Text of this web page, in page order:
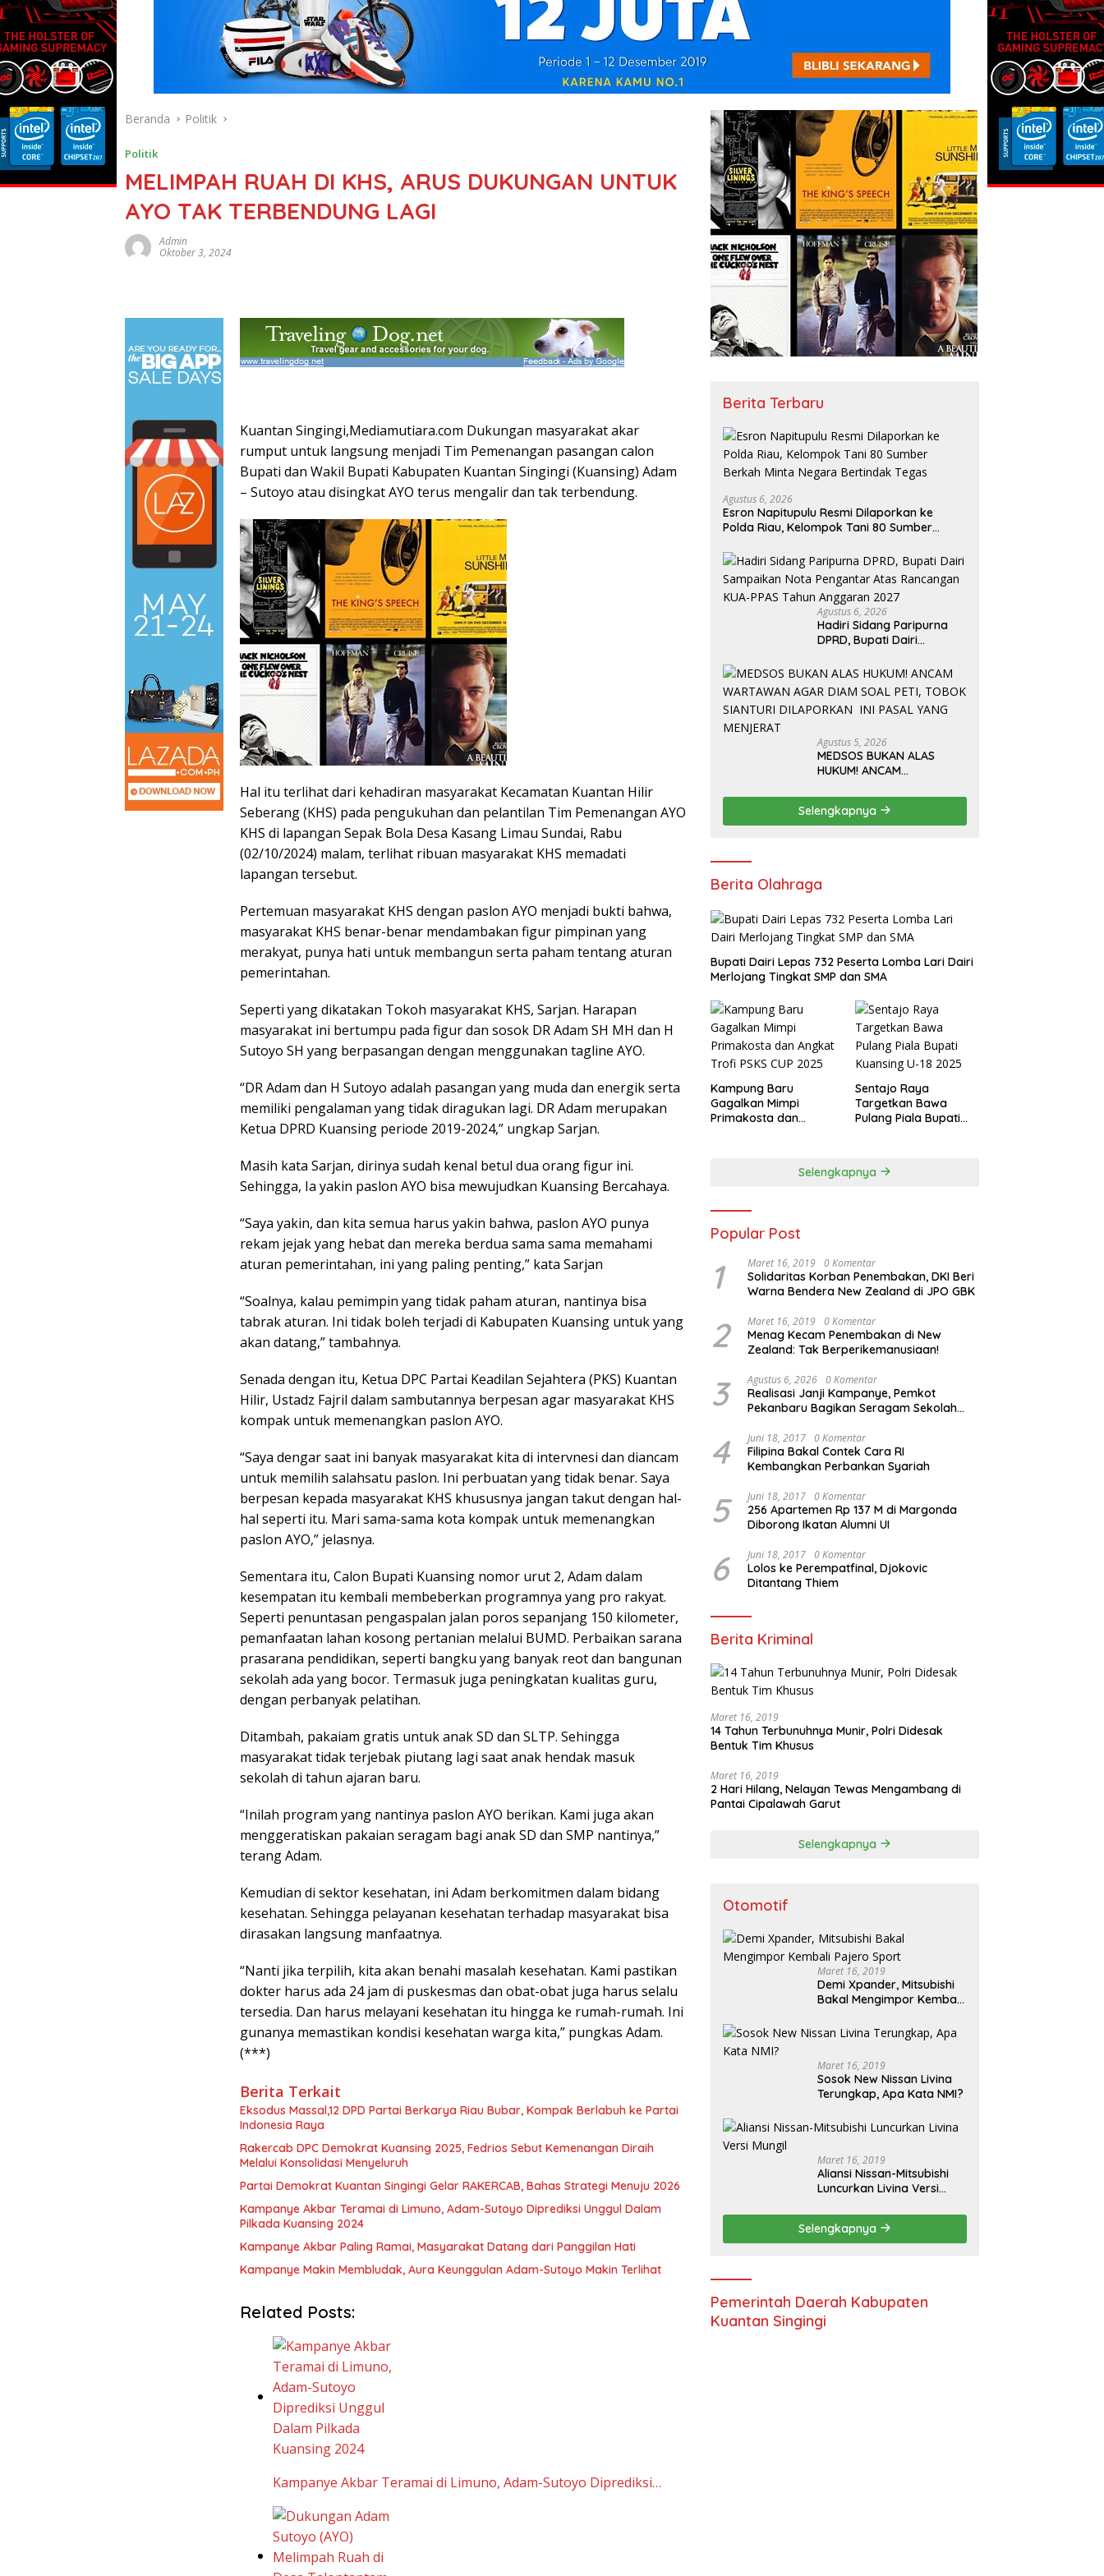
Beranda Politik
Politik
MELIMPAH RUAH DI KHS, ARUS DUKUNGAN UNTUK
AYO TAK TERBENDUNG LAGI
Admin
Oktober 3, 2024
Kuantan Singingi,Mediamutiara.com Dukungan masyarakat akar
rumput untuk langsung menjadi Tim Pemenangan pasangan calon
Bupati dan Wakil Bupati Kabupaten Kuantan Singingi (Kuansing) Adam
– Sutoyo atau disingkat AYO terus mengalir dan tak terbendung.
Hal itu terlihat dari kehadiran masyarakat Kecamatan Kuantan Hilir
Seberang (KHS) pada pengukuhan dan pelantilan Tim Pemenangan AYO
KHS di lapangan Sepak Bola Desa Kasang Limau Sundai, Rabu
(02/10/2024) malam, terlihat ribuan masyarakat KHS memadati
lapangan tersebut.
Pertemuan masyarakat KHS dengan paslon AYO menjadi bukti bahwa,
masyarakat KHS benar-benar mendambakan figur pimpinan yang
merakyat, punya hati untuk membangun serta paham tentang aturan
pemerintahan.
Seperti yang dikatakan Tokoh masyarakat KHS, Sarjan. Harapan
masyarakat ini bertumpu pada figur dan sosok DR Adam SH MH dan H
Sutoyo SH yang berpasangan dengan menggunakan tagline AYO.
“DR Adam dan H Sutoyo adalah pasangan yang muda dan energik serta
memiliki pengalaman yang tidak diragukan lagi. DR Adam merupakan
Ketua DPRD Kuansing periode 2019-2024,” ungkap Sarjan.
Masih kata Sarjan, dirinya sudah kenal betul dua orang figur ini.
Sehingga, Ia yakin paslon AYO bisa mewujudkan Kuansing Bercahaya.
“Saya yakin, dan kita semua harus yakin bahwa, paslon AYO punya
rekam jejak yang hebat dan mereka berdua sama sama memahami
aturan pemerintahan, ini yang paling penting,” kata Sarjan
“Soalnya, kalau pemimpin yang tidak paham aturan, nantinya bisa
tabrak aturan. Ini tidak boleh terjadi di Kabupaten Kuansing untuk yang
akan datang,” tambahnya.
Senada dengan itu, Ketua DPC Partai Keadilan Sejahtera (PKS) Kuantan
Hilir, Ustadz Fajril dalam sambutannya berpesan agar masyarakat KHS
kompak untuk memenangkan paslon AYO.
“Saya dengar saat ini banyak masyarakat kita di intervnesi dan diancam
untuk memilih salahsatu paslon. Ini perbuatan yang tidak benar. Saya
berpesan kepada masyarakat KHS khususnya jangan takut dengan hal-
hal seperti itu. Mari sama-sama kota kompak untuk memenangkan
paslon AYO,” jelasnya.
Sementara itu, Calon Bupati Kuansing nomor urut 2, Adam dalam
kesempatan itu kembali membeberkan programnya yang pro rakyat.
Seperti penuntasan pengaspalan jalan poros sepanjang 150 kilometer,
pemanfaatan lahan kosong pertanian melalui BUMD. Perbaikan sarana
prasarana pendidikan, seperti bangku yang banyak reot dan bangunan
sekolah ada yang bocor. Termasuk juga peningkatan kualitas guru,
dengan perbanyak pelatihan.
Ditambah, pakaiam gratis untuk anak SD dan SLTP. Sehingga
masyarakat tidak terjebak piutang lagi saat anak hendak masuk
sekolah di tahun ajaran baru.
“Inilah program yang nantinya paslon AYO berikan. Kami juga akan
menggeratiskan pakaian seragam bagi anak SD dan SMP nantinya,”
terang Adam.
Kemudian di sektor kesehatan, ini Adam berkomitmen dalam bidang
kesehatan. Sehingga pelayanan kesehatan terhadap masyarakat bisa
dirasakan langsung manfaatnya.
“Nanti jika terpilih, kita akan benahi masalah kesehatan. Kami pastikan
dokter harus ada 24 jam di puskesmas dan obat-obat juga harus selalu
tersedia. Dan harus melayani kesehatan itu hingga ke rumah-rumah. Ini
gunanya memastikan kondisi kesehatan warga kita,” pungkas Adam.
(***)
Berita Terkait
Eksodus Massal,12 DPD Partai Berkarya Riau Bubar, Kompak Berlabuh ke Partai
Indonesia Raya
Rakercab DPC Demokrat Kuansing 2025, Fedrios Sebut Kemenangan Diraih
Melalui Konsolidasi Menyeluruh
Partai Demokrat Kuantan Singingi Gelar RAKERCAB, Bahas Strategi Menuju 2026
Kampanye Akbar Teramai di Limuno, Adam-Sutoyo Diprediksi Unggul Dalam
Pilkada Kuansing 2024
Kampanye Akbar Paling Ramai, Masyarakat Datang dari Panggilan Hati
Kampanye Makin Membludak, Aura Keunggulan Adam-Sutoyo Makin Terlihat
Related Posts:
Kampanye Akbar Teramai di Limuno, Adam-Sutoyo Diprediksi…
Berita Terbaru
Agustus 6, 2026
Esron Napitupulu Resmi Dilaporkan ke
Polda Riau, Kelompok Tani 80 Sumber
Agustus 6, 2026
Hadiri Sidang Paripurna
DPRD, Bupati Dairi
Pengantar Atas
Rancangan KUA-PPAS
Tahun Anggaran 2027
Agustus 5, 2026
MEDSOS BUKAN ALAS
HUKUM! ANCAM
SOAL PETI, TOBOK
SIANTURI DILAPORKAN INI
PASAL YANG MENJERAT
Selengkapnya
Berita Olahraga
Bupati Dairi Lepas 732 Peserta Lomba Lari Dairi
Merlojang Tingkat SMP dan SMA
Kampung Baru
Gagalkan Mimpi
Primakosta dan
Sentajo Raya
Targetkan Bawa
Pulang Piala Bupati
Selengkapnya
Popular Post
1 Maret 16, 2019 0 Komentar
Solidaritas Korban Penembakan, DKI Beri
Warna Bendera New Zealand di JPO GBK
2 Maret 16, 2019 0 Komentar
Menag Kecam Penembakan di New
Zealand: Tak Berperikemanusiaan!
3 Agustus 6, 2026 0 Komentar
Realisasi Janji Kampanye, Pemkot
Pekanbaru Bagikan Seragam Sekolah
4 Juni 18, 2017 0 Komentar
Filipina Bakal Contek Cara RI
Kembangkan Perbankan Syariah
5 Juni 18, 2017 0 Komentar
256 Apartemen Rp 137 M di Margonda
Diborong Ikatan Alumni UI
6 Juni 18, 2017 0 Komentar
Lolos ke Perempatfinal, Djokovic
Ditantang Thiem
Berita Kriminal
Maret 16, 2019
14 Tahun Terbunuhnya Munir, Polri Didesak
Bentuk Tim Khusus
Maret 16, 2019
2 Hari Hilang, Nelayan Tewas Mengambang di
Pantai Cipalawah Garut
Selengkapnya
Otomotif
Maret 16, 2019
Demi Xpander, Mitsubishi
Bakal Mengimpor Kembali
Maret 16, 2019
Sosok New Nissan Livina
Terungkap, Apa Kata NMI?
Maret 16, 2019
Aliansi Nissan-Mitsubishi
Luncurkan Livina Versi
Selengkapnya
Pemerintah Daerah Kabupaten
Kuantan Singingi